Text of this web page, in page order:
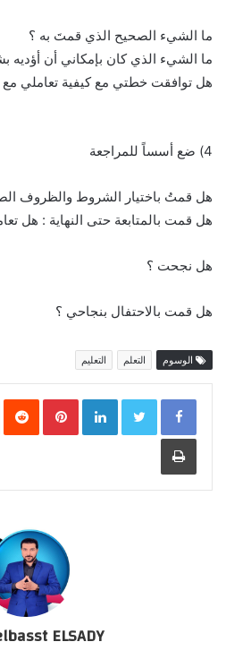
ما الشيء الصحيح الذي قمتَ به ؟
ما الشيء الذي كان بإمكاني أن
هل توافقت خطتي مع كيفية تعاملي
4) ضع أسساً للمراجعة
هل قمتُ باختيار الشروط والظروف
هل قمت بالمتابعة حتى النهاية : هل
هل نجحت ؟
هل قمت بالاحتفال بنجاحي ؟
الوسوم التعلم التعليم
LinkedIn
طباعة
ELSADY